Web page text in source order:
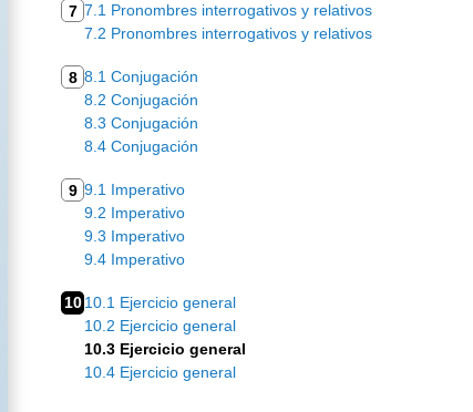
7 7.1 Pronombres interrogativos y relativos
7.2 Pronombres interrogativos y relativos
8 8.1 Conjugación
8.2 Conjugación
8.3 Conjugación
8.4 Conjugación
9 9.1 Imperativo
9.2 Imperativo
9.3 Imperativo
9.4 Imperativo
10 10.1 Ejercicio general
10.2 Ejercicio general
10.3 Ejercicio general
10.4 Ejercicio general